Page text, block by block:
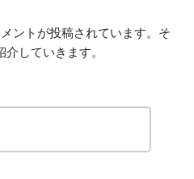
ントが投稿されています。そ
していきます。